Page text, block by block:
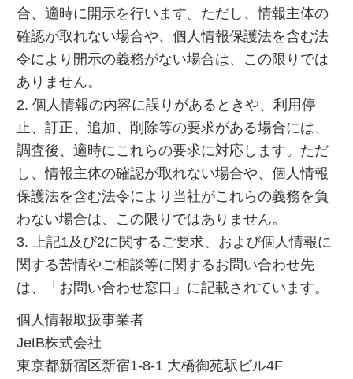
合、適時に開示を行います。ただし、情報主体の
確認が取れない場合や、個人情報保護法を含む法
令により開示の義務がない場合は、この限りでは
ありません。
2. 個人情報の内容に誤りがあるときや、利用停
止、訂正、追加、削除等の要求がある場合には、
調査後、適時にこれらの要求に対応します。ただ
し、情報主体の確認が取れない場合や、個人情報
保護法を含む法令により当社がこれらの義務を負
わない場合は、この限りではありません。
3. 上記1及び2に関するご要求、および個人情報に
関する苦情やご相談等に関するお問い合わせ先
は、「お問い合わせ窓口」に記載されています。
個人情報取扱事業者
JetB株式会社
東京都新宿区新宿1-8-1 大橋御苑駅ビル4F